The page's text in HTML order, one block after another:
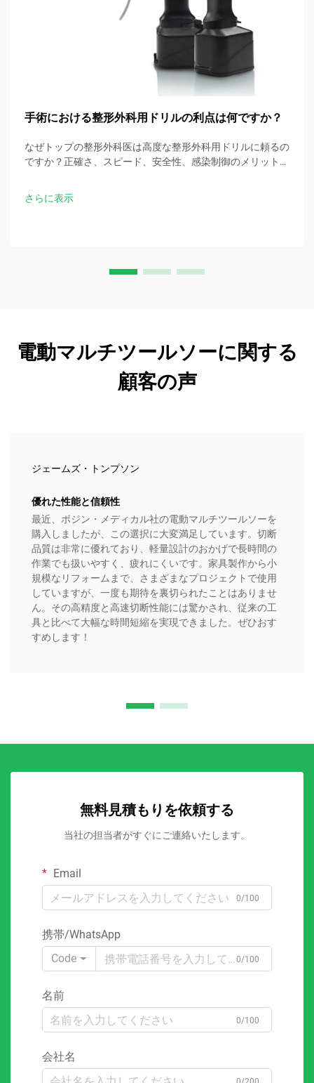
手術における整形外科用ドリルの利点は何ですか？
なぜトップの整形外科医は高度な整形外科用ドリルに頼るの
ですか？正確さ、スピード、安全性、感染制御のメリットを
ロードしてください。
さらに表示
電動マルチツールソーに関する
顧客の声
ジェームズ・トンプソン
優れた性能と信頼性
最近、ボジン・メディカル社の電動マルチツールソーを
購入しましたが、この選択に大変満足しています。切断
品質は非常に優れており、軽量設計のおかげで長時間の
作業でも扱いやすく、疲れにくいです。家具製作から小
規模なリフォームまで、さまざまなプロジェクトで使用
していますが、一度も期待を裏切られたことはありませ
ん。その高精度と高速切断性能には驚かされ、従来の工
具と比べて大幅な時間短縮を実現できました。ぜひおす
すめします！
無料見積もりを依頼する
当社の担当者がすぐにご連絡いたします。
Email
0/100
携帯/WhatsApp
Code
0/100
名前
0/100
会社名